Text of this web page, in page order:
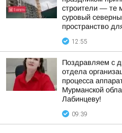
строители — те
суровый
пространство
12:55
Поздравляем с
отдела
процесса
Мурманской
Лабинцеву!
09:39